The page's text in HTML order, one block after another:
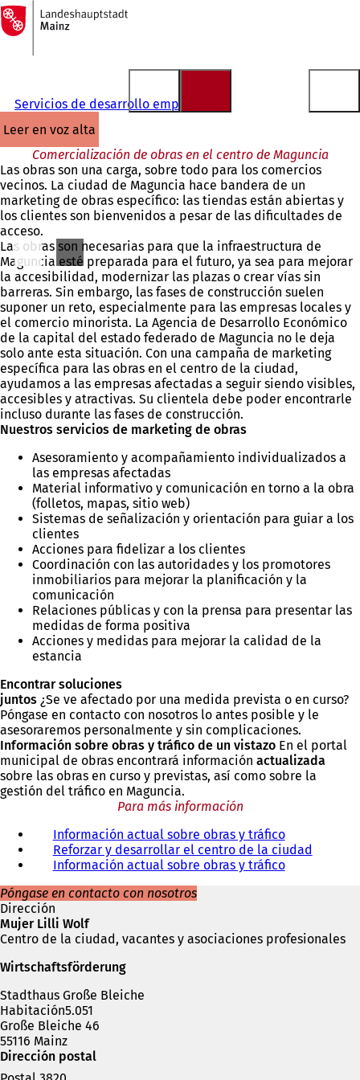
Saltar al contenido
A
la
página
Servicios de desarrollo empresarial
leer en voz alta
Comercialización de obras en el centro de Maguncia
Las obras son una carga, sobre todo para los comercios
vecinos. La ciudad de Maguncia hace bandera de un
marketing de obras específico: las tiendas están abiertas y
los clientes son bienvenidos a pesar de las dificultades de
acceso.
Las obras son necesarias para que la infraestructura de
Maguncia esté preparada para el futuro, ya sea para mejorar
la accesibilidad, modernizar las plazas o crear vías sin
barreras. Sin embargo, las fases de construcción suelen
suponer un reto, especialmente para las empresas locales y
el comercio minorista. La Agencia de Desarrollo Económico
de la capital del estado federado de Maguncia no le deja
solo ante esta situación. Con una campaña de marketing
específica para las obras en el centro de la ciudad,
ayudamos a las empresas afectadas a seguir siendo visibles,
accesibles y atractivas. Su clientela debe poder encontrarle
incluso durante las fases de construcción.
Nuestros servicios de marketing de obras
Asesoramiento y acompañamiento individualizados a
las empresas afectadas
Material informativo y comunicación en torno a la obra
(folletos, mapas, sitio web)
Sistemas de señalización y orientación para guiar a los
clientes
Acciones para fidelizar a los clientes
Coordinación con las autoridades y los promotores
inmobiliarios para mejorar la planificación y la
comunicación
Relaciones públicas y con la prensa para presentar las
medidas de forma positiva
Acciones y medidas para mejorar la calidad de la
estancia
Encontrar soluciones
juntos ¿Se ve afectado por una medida prevista o en curso?
Póngase en contacto con nosotros lo antes posible y le
asesoraremos personalmente y sin complicaciones.
Información sobre obras y tráfico de un vistazo En el portal
municipal de obras encontrará información actualizada
sobre las obras en curso y previstas, así como sobre la
gestión del tráfico en Maguncia.
Para más información
Información actual sobre obras y tráfico
Reforzar y desarrollar el centro de la ciudad
Información actual sobre obras y tráfico
Póngase en contacto con nosotros
Dirección
Mujer Lilli Wolf
Centro de la ciudad, vacantes y asociaciones profesionales
Wirtschaftsförderung
Stadthaus Große Bleiche
Habitación5.051
Große Bleiche 46
55116 Mainz
Dirección postal